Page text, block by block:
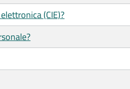
(CIE)?